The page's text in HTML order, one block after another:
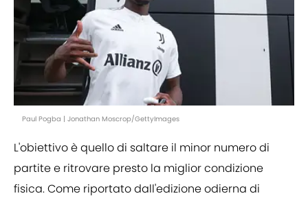
Paul Pogba | Jonathan Moscrop/GettyImages
L'obiettivo è quello di saltare il minor numero di
partite e ritrovare presto la miglior condizione
fisica. Come riportato dall'edizione odierna di